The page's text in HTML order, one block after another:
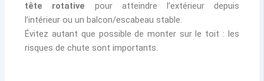
tête rotative pour atteindre l’extérieur depuis
l’intérieur ou un balcon/escabeau stable.
Évitez autant que possible de monter sur le toit : les
risques de chute sont importants.